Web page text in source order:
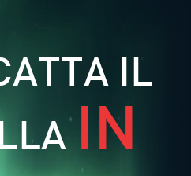
IL
IN